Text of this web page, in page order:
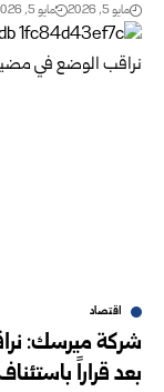
مايو 5, 2026 مايو 5, 2026
اقتصاد
شركة ميرسك:
بعد قراراً